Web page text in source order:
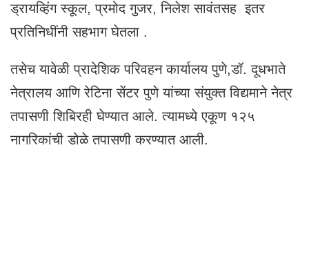
ड्रायव्हिंग स्कूल, प्रमोद गुजर, निलेश सावंतसह इतर
प्रतिनिधींनी सहभाग घेतला .
तसेच यावेळी प्रादेशिक परिवहन कार्यालय पुणे,डॉ. दूधभाते
नेत्रालय आणि रेटिना सेंटर पुणे यांच्या संयुक्त विद्यमाने नेत्र
तपासणी शिबिरही घेण्यात आले. त्यामध्ये एकूण १२५
नागरिकांची डोळे तपासणी करण्यात आली.